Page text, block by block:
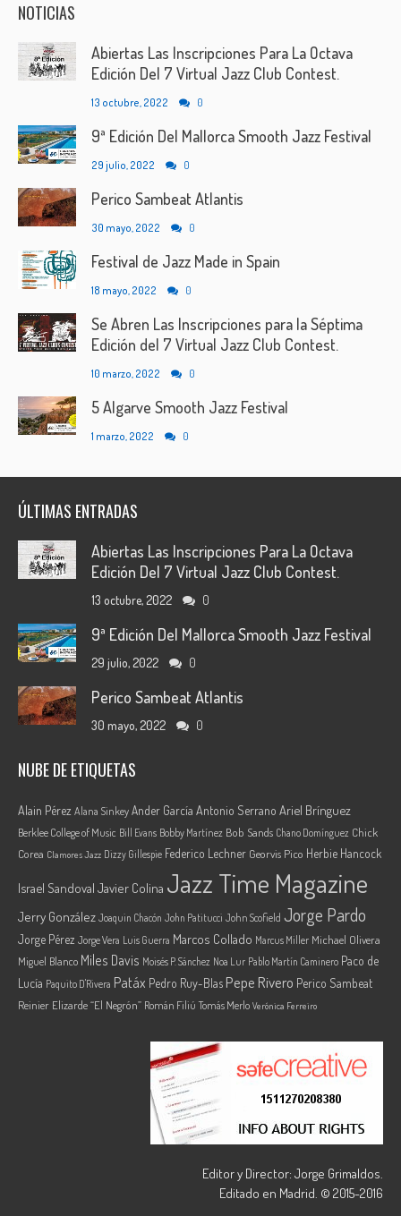
NOTICIAS
Abiertas Las Inscripciones Para La Octava
Edición Del 7 Virtual Jazz Club Contest.
13 octubre, 2022 0
9ª Edición Del Mallorca Smooth Jazz Festival
29 julio, 2022 0
Perico Sambeat Atlantis
30 mayo, 2022 0
Festival de Jazz Made in Spain
18 mayo, 2022 0
Se Abren Las Inscripciones para la Séptima
Edición del 7 Virtual Jazz Club Contest.
10 marzo, 2022 0
5 Algarve Smooth Jazz Festival
1 marzo, 2022 0
ÚLTIMAS ENTRADAS
Abiertas Las Inscripciones Para La Octava
Edición Del 7 Virtual Jazz Club Contest.
13 octubre, 2022 0
9ª Edición Del Mallorca Smooth Jazz Festival
29 julio, 2022 0
Perico Sambeat Atlantis
30 mayo, 2022 0
NUBE DE ETIQUETAS
Alain Pérez Alana SinkeyAnder García Antonio Serrano Ariel Brínguez
Berklee College of Music Bill Evans Bobby Martínez Bob Sands Chano Domínguez Chick
Corea Clamores Jazz Dizzy Gillespie Federico Lechner Georvis Pico Herbie Hancock
Israel Sandoval Javier Colina Jazz Time Magazine
Jerry González Joaquin Chacón John Patitucci John Scofield Jorge Pardo
Jorge Pérez Jorge Vera Luis Guerra Marcos Collado Marcus Miller Michael Olivera
Miguel Blanco Miles Davis Moisés P. Sánchez Noa Lur Pablo Martín Caminero Paco de
Lucía Paquito D'Rivera Patáx Pedro Ruy-Blas Pepe Rivero Perico Sambeat
Reinier Elizarde “El Negrón” Román Filiú Tomás Merlo Verónica Ferreiro
Editor y Director: Jorge Grimaldos.
Editado en Madrid. © 2015-2016